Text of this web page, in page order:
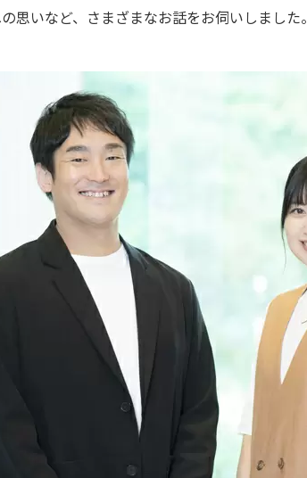
思いなど、さまざまなお話をお伺いしました。